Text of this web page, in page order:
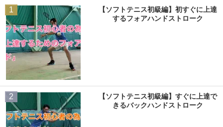
1
【ソフトテニス初級編】初すぐに上達
するフォアハンドストローク
2
【ソフトテニス初級編】すぐに上達で
きるバックハンドストローク